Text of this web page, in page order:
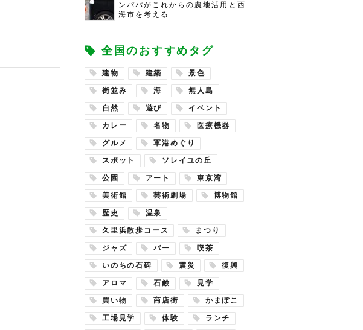
ンパパがこれからの農地活用と西
海市を考える
全国のおすすめタグ
建物 建築 景色
街並み 海 無人島
自然 遊び イベント
カレー 名物 医療機器
グルメ 軍港めぐり
スポット ソレイユの丘
公園 アート 東京湾
美術館 芸術劇場 博物館
歴史 温泉
久里浜散歩コース まつり
ジャズ バー 喫茶
いのちの石碑 震災 復興
アロマ 石鹸 見学
買い物 商店街 かまぼこ
工場見学 体験 ランチ